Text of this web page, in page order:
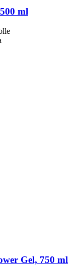
ml
Gel, 750 ml